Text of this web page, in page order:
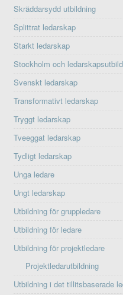
Skräddarsydd utbildning
Splittrat ledarskap
Starkt ledarskap
Stockholm och
Svenskt ledarskap
Transformativt ledarskap
Tryggt ledarskap
Tveeggat ledarskap
Tydligt ledarskap
Unga ledare
Ungt ledarskap
Utbildning för gruppledare
Utbildning för ledare
Utbildning för projektledare
Projektledarutbildning
Utbildning i det tillitsbaserade